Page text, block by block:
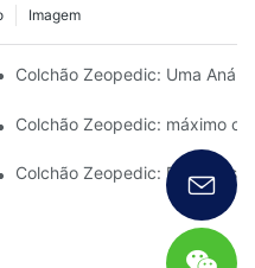
Imagem
de conforto definitiva
Colchão Zeopedic: Uma
Características
Colchão Zeopedic: máximo
que você pode confiar
Colchão Zeopedic: Recursos